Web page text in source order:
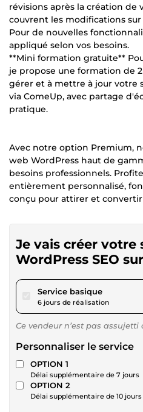
révisions après la création de
couvrent les modifications
Pour de nouvelles
appliqué selon vos besoins.
**Mini formation gratuite**
je propose une formation de
gérer et à mettre à jour votre
via ComeUp, avec partage
pratique.
Avec notre option Premium,
web WordPress haut de
besoins professionnels.
entièrement personnalisé,
conçu pour attirer et
Je vais créer votre
WordPress SEO
Service basiquepour
6 jours de réalisation
Ce vendeur n’est pas assujetti
Personnaliser le service
OPTION 1
Délai supplémentaire de 7 jours
OPTION 2
Délai supplémentaire de 10 jours